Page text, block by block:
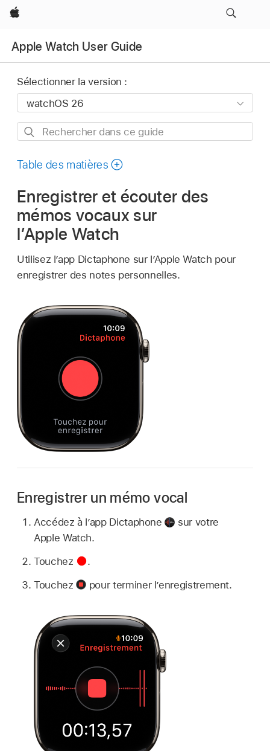
Apple
Apple Watch User Guide
Sélectionner la version :
Rechercher
ce
Table des matières
Enregistrer et écouter des
mémos vocaux sur
l’Apple Watch
Utilisez l’app Dictaphone sur l’Apple Watch pour
enregistrer des notes personnelles.
Enregistrer un mémo vocal
Accédez à l’app Dictaphone
sur votre
Apple Watch.
Touchez
.
Touchez
pour terminer l’enregistrement.